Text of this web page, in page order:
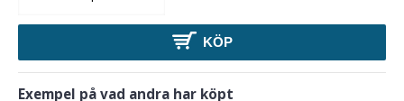
KÖP
Exempel på vad andra har köpt